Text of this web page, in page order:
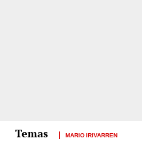
MARIO IRIVARREN